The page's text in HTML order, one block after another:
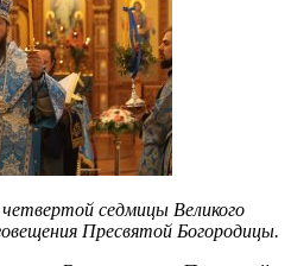
седмицы Великого
Пресвятой Богородицы.